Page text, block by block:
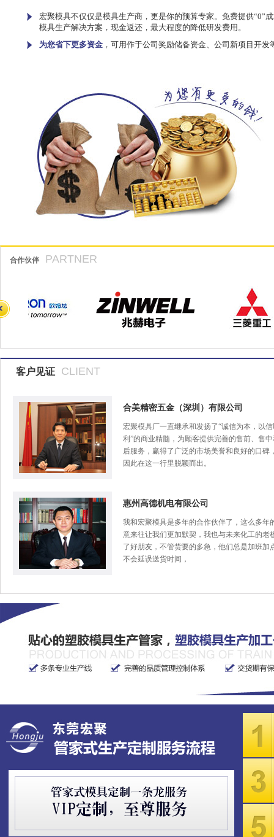
宏聚模具不仅仅是模具生产商，更是你的预算专家。免费提供“0”
模具生产解决方案，现金返还，最大程度的降低研发费用。
为您省下更多资金 ，可用作于公司奖励储备资金、公司新项目开发
合作伙伴 PARTNER
客户见证 CLIENT
合美精密五金（深圳）有限公司
宏聚模具厂一直继承和发扬了“诚信为本，以信
利”的商业精髓，为顾客提供完善的售前、售
后服务，赢得了广泛的市场美誉和良好的口碑
因此在这一行里脱颖而出。
惠州高德机电有限公司
我和宏聚模具是多年的合作伙伴了，这么多年
意来往让我们更加默契，我也与未来化工的老
了好朋友，不管货要的多急，他们总是加班加
不会延误送货时间，